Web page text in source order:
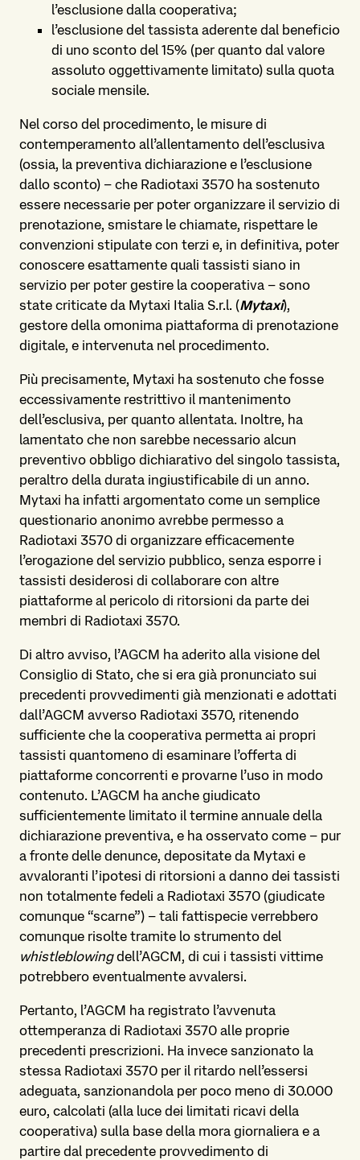
l’esclusione dalla cooperativa;
l’esclusione del tassista aderente dal beneficio
di uno sconto del 15% (per quanto dal valore
assoluto oggettivamente limitato) sulla quota
sociale mensile.
Nel corso del procedimento, le misure di
contemperamento all’allentamento dell’esclusiva
(ossia, la preventiva dichiarazione e l’esclusione
dallo sconto) – che Radiotaxi 3570 ha sostenuto
essere necessarie per poter organizzare il servizio di
prenotazione, smistare le chiamate, rispettare le
convenzioni stipulate con terzi e, in definitiva, poter
conoscere esattamente quali tassisti siano in
servizio per poter gestire la cooperativa – sono
state criticate da Mytaxi Italia S.r.l. (Mytaxi),
gestore della omonima piattaforma di prenotazione
digitale, e intervenuta nel procedimento.
Più precisamente, Mytaxi ha sostenuto che fosse
eccessivamente restrittivo il mantenimento
dell’esclusiva, per quanto allentata. Inoltre, ha
lamentato che non sarebbe necessario alcun
preventivo obbligo dichiarativo del singolo tassista,
peraltro della durata ingiustificabile di un anno.
Mytaxi ha infatti argomentato come un semplice
questionario anonimo avrebbe permesso a
Radiotaxi 3570 di organizzare efficacemente
l’erogazione del servizio pubblico, senza esporre i
tassisti desiderosi di collaborare con altre
piattaforme al pericolo di ritorsioni da parte dei
membri di Radiotaxi 3570.
Di altro avviso, l’AGCM ha aderito alla visione del
Consiglio di Stato, che si era già pronunciato sui
precedenti provvedimenti già menzionati e adottati
dall’AGCM avverso Radiotaxi 3570, ritenendo
sufficiente che la cooperativa permetta ai propri
tassisti quantomeno di esaminare l’offerta di
piattaforme concorrenti e provarne l’uso in modo
contenuto. L’AGCM ha anche giudicato
sufficientemente limitato il termine annuale della
dichiarazione preventiva, e ha osservato come – pur
a fronte delle denunce, depositate da Mytaxi e
avvaloranti l’ipotesi di ritorsioni a danno dei tassisti
non totalmente fedeli a Radiotaxi 3570 (giudicate
comunque “scarne”) – tali fattispecie verrebbero
comunque risolte tramite lo strumento del
whistleblowingdell’AGCM, di cui i tassisti vittime
potrebbero eventualmente avvalersi.
Pertanto, l’AGCM ha registrato l’avvenuta
ottemperanza di Radiotaxi 3570 alle proprie
precedenti prescrizioni. Ha invece sanzionato la
stessa Radiotaxi 3570 per il ritardo nell’essersi
adeguata, sanzionandola per poco meno di 30.000
euro, calcolati (alla luce dei limitati ricavi della
cooperativa) sulla base della mora giornaliera e a
partire dal precedente provvedimento di